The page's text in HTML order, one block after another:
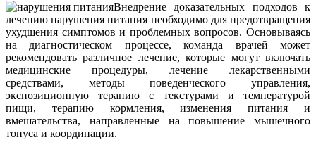
Внедрение доказательных подходов к
лечению нарушения питания необходимо для предотвращения
ухудшения симптомов и проблемных вопросов. Основываясь
на диагностическом процессе, команда врачей может
рекомендовать различное лечение, которые могут включать
медицинские процедуры, лечение лекарственными
средствами, методы поведенческого управления,
экспозиционную терапию с текстурами и температурой
пищи, терапию кормления, изменения питания и
вмешательства, направленные на повышение мышечного
тонуса и координации.